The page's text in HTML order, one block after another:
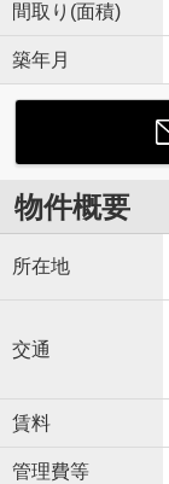
間取り(面積)
築年月
物件概要
所在地
交通
賃料
管理費等